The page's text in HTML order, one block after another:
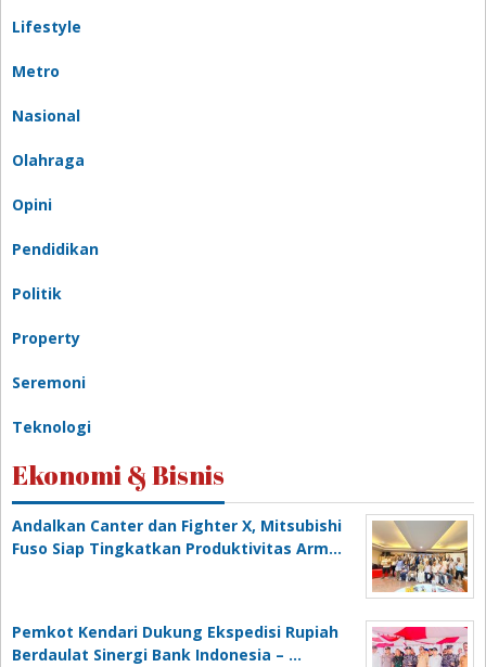
Lifestyle
Metro
Nasional
Olahraga
Opini
Pendidikan
Politik
Property
Seremoni
Teknologi
Ekonomi & Bisnis
Andalkan Canter dan Fighter X, Mitsubishi
Fuso Siap Tingkatkan Produktivitas Arm…
Pemkot Kendari Dukung Ekspedisi Rupiah
Berdaulat Sinergi Bank Indonesia – …